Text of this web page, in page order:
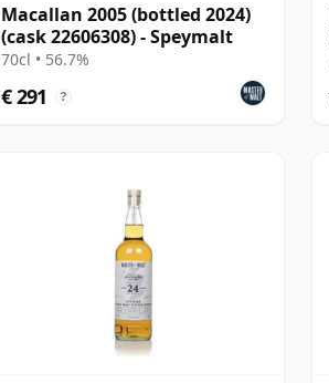
Macallan 2005 (bottled 2024)
(cask 22606308) - Speymalt
70cl • 56.7%
€ 291 ?